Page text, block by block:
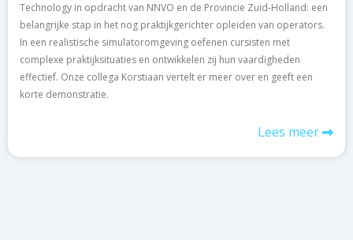
Technology in opdracht van NNVO en de Provincie Zuid-Holland: een
belangrijke stap in het nog praktijkgerichter opleiden van operators.
In een realistische simulatoromgeving oefenen cursisten met
complexe praktijksituaties en ontwikkelen zij hun vaardigheden
effectief. Onze collega Korstiaan vertelt er meer over en geeft een
korte demonstratie.
Lees meer